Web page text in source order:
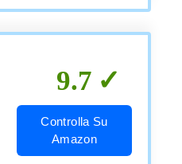
9.7
Controlla Su
Amazon